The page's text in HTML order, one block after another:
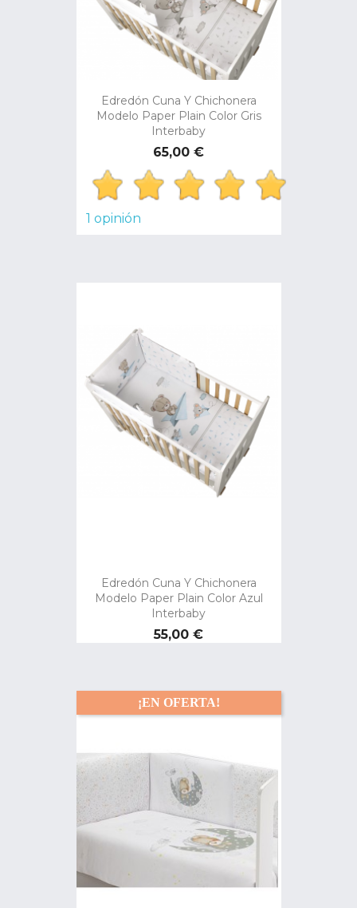
Edredón Cuna Y Chichonera
Modelo Paper Plain Color Gris
Interbaby
Precio
65,00 €
1 opinión
Edredón Cuna Y Chichonera
Modelo Paper Plain Color Azul
Interbaby
Precio
55,00 €
¡EN OFERTA!